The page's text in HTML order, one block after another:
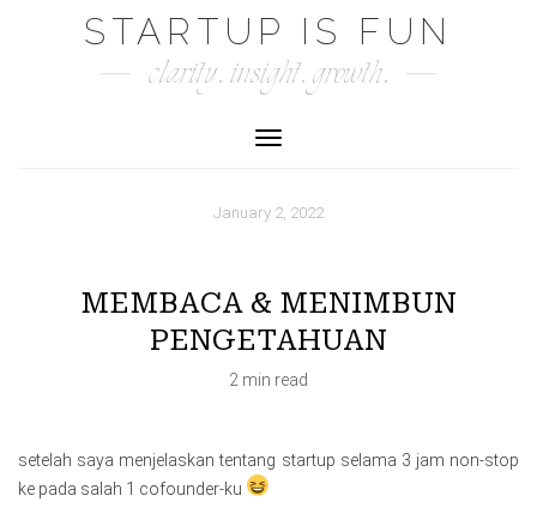
STARTUP IS FUN
clarity. insight. growth.
Toggle Navigation
January 2, 2022
MEMBACA & MENIMBUN
PENGETAHUAN
2 min read
setelah saya menjelaskan tentang startup selama 3 jam non-stop
ke pada salah 1 cofounder-ku